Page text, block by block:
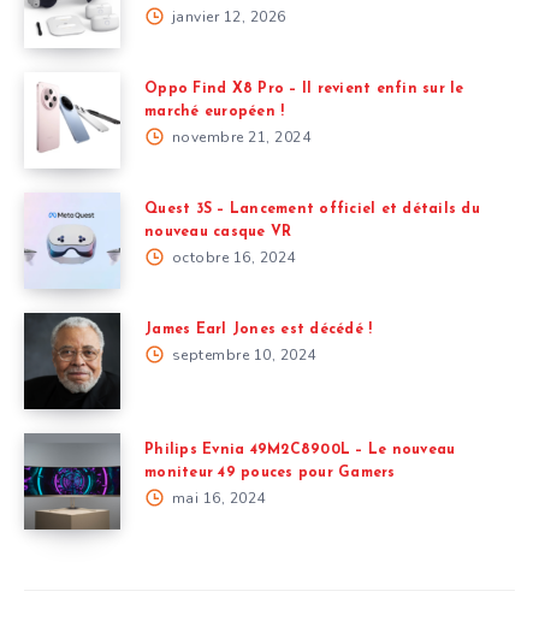
janvier 12, 2026
Oppo Find X8 Pro – Il revient enfin sur le
marché européen !
novembre 21, 2024
Quest 3S – Lancement officiel et détails du
nouveau casque VR
octobre 16, 2024
James Earl Jones est décédé !
septembre 10, 2024
Philips Evnia 49M2C8900L – Le nouveau
moniteur 49 pouces pour Gamers
mai 16, 2024